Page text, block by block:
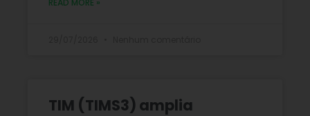
READ MORE »
TIM (TIMS3) amplia